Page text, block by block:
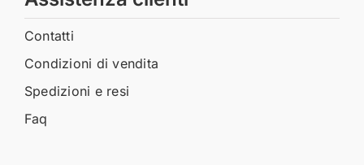
Contatti
Condizioni di vendita
Spedizioni e resi
Faq